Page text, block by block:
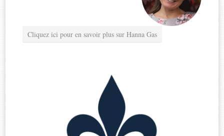
Cliquez ici pour en savoir plus sur Hanna Gas